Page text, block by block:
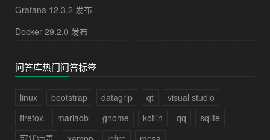
Grafana 12.3.2 发布
Docker 29.2.0 发布
问答库热门问答标签
linux bootstrap datagrip qt
visual studio
firefox
mariadb gnome kotlin qq
sqlite